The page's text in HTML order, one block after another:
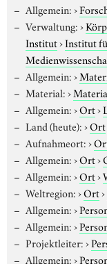
Allgemein:›
Verwaltung:›
Institut›Institut
Allgemein:›
Material:›
Allgemein:›Ort›
Land (heute):›Ort
Aufnahmeort:›
Allgemein:›Ort›
Allgemein:›Ort›
Weltregion:›Ort›
Allgemein:›
Allgemein:›
Projektleiter:›
Allgemein:›